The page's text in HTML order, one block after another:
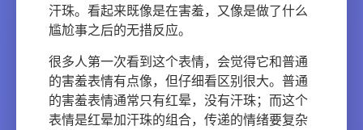
汗珠。看起来既像是在害羞，又像是做了什么
尴尬事之后的无措反应。
很多人第一次看到这个表情，会觉得它和普通
的害羞表情有点像，但仔细看区别很大。普通
的害羞表情通常只有红晕，没有汗珠；而这个
表情是红晕加汗珠的组合，传递的情绪要复杂